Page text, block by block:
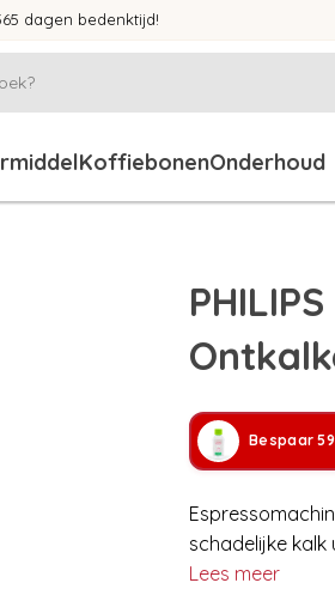
dagen bedenktijd!
KoffiebonenOnderhoud
Bespaar
schadelijke kalk
Lees meer